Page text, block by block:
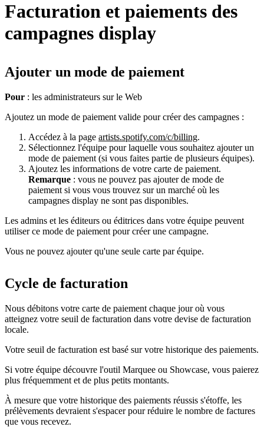
Facturation et paiements des
campagnes display
Ajouter un mode de paiement
Pour : les administrateurs sur le Web
Ajoutez un mode de paiement valide pour créer des campagnes :
Accédez à la page artists.spotify.com/c/billing.
Sélectionnez l'équipe pour laquelle vous souhaitez ajouter un
mode de paiement (si vous faites partie de plusieurs équipes).
Ajoutez les informations de votre carte de paiement.
Remarque : vous ne pouvez pas ajouter de mode de
paiement si vous vous trouvez sur un marché où les
campagnes display ne sont pas disponibles.
Les admins et les éditeurs ou éditrices dans votre équipe peuvent
utiliser ce mode de paiement pour créer une campagne.
Vous ne pouvez ajouter qu'une seule carte par équipe.
Cycle de facturation
Nous débitons votre carte de paiement chaque jour où vous
atteignez votre seuil de facturation dans votre devise de facturation
locale.
Votre seuil de facturation est basé sur votre historique des paiements.
Si votre équipe découvre l'outil Marquee ou Showcase, vous paierez
plus fréquemment et de plus petits montants.
À mesure que votre historique des paiements réussis s'étoffe, les
prélèvements devraient s'espacer pour réduire le nombre de factures
que vous recevez.